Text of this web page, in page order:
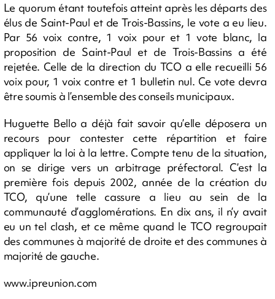
Le quorum étant toutefois atteint après les départs des
élus de Saint-Paul et de Trois-Bassins, le vote a eu lieu.
Par 56 voix contre, 1 voix pour et 1 vote blanc, la
proposition de Saint-Paul et de Trois-Bassins a été
rejetée. Celle de la direction du TCO a elle recueilli 56
voix pour, 1 voix contre et 1 bulletin nul. Ce vote devra
être soumis à l’ensemble des conseils municipaux.
Huguette Bello a déjà fait savoir qu’elle déposera un
recours pour contester cette répartition et faire
appliquer la loi à la lettre. Compte tenu de la situation,
on se dirige vers un arbitrage préfectoral. C’est la
première fois depuis 2002, année de la création du
TCO, qu’une telle cassure a lieu au sein de la
communauté d’agglomérations. En dix ans, il n’y avait
eu un tel clash, et ce même quand le TCO regroupait
des communes à majorité de droite et des communes à
majorité de gauche.
www.ipreunion.com